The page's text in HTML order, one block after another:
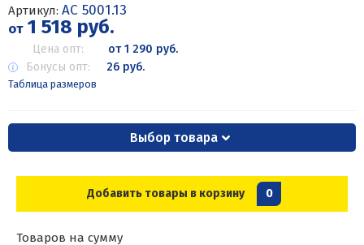
Артикул: АС 5001.13
от1 518 руб.
Цена опт:
от 1 290 руб.
Бонусы опт:
26 руб.
Таблица размеров
Выбор товара
Добавить товары в корзину 0
Товаров на сумму